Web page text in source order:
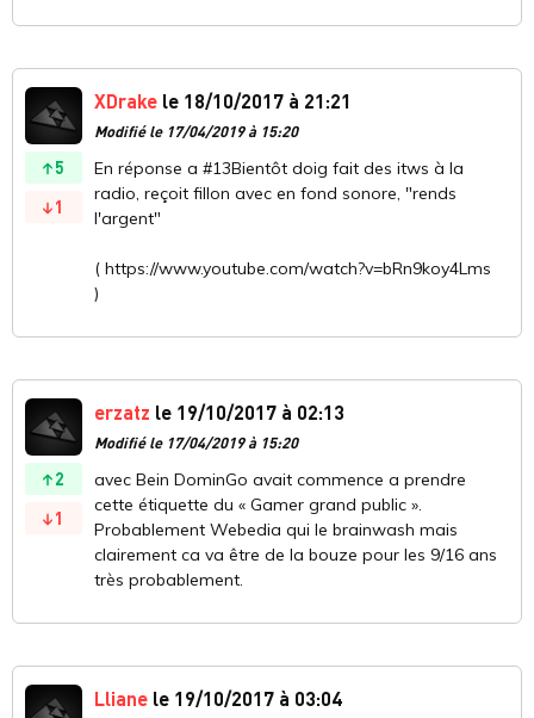
5
1
XDrake le 18/10/2017 à 21:21
Modifié le 17/04/2019 à 15:20
En réponse a #13Bientôt doig fait des itws à la
radio, reçoit fillon avec en fond sonore, "rends
l'argent"
( https://www.youtube.com/watch?v=bRn9koy4Lms
)
2
1
erzatz le 19/10/2017 à 02:13
Modifié le 17/04/2019 à 15:20
avec Bein DominGo avait commence a prendre
cette étiquette du « Gamer grand public ».
Probablement Webedia qui le brainwash mais
clairement ca va être de la bouze pour les 9/16 ans
très probablement.
Lliane le 19/10/2017 à 03:04